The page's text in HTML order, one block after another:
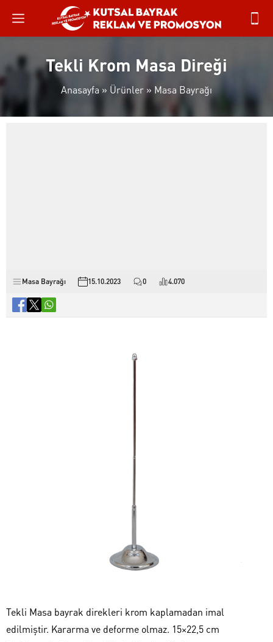
Tekli Krom Masa Direği
Anasayfa» Ürünler » Masa Bayrağı
Masa Bayrağı 15.10.2023 0 4.070
Tekli Masa bayrak direkleri krom kaplamadan imal
edilmiştir. Kararma ve deforme olmaz. 15×22,5 cm